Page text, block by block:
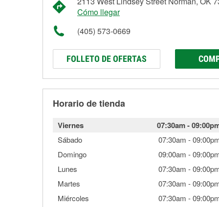
Cómo llegar
(405) 573-0669
FOLLETO DE OFERTAS
Horario de tienda
Viernes 07:30am-
Sábado 07:30am -
Domingo
09:00am -
Lunes
07:30am -
Martes
07:30am -
Miércoles
07:30am -